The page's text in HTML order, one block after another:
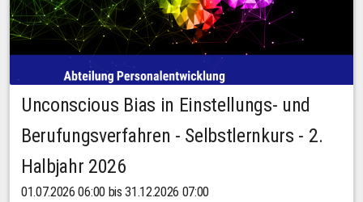
Unconscious Bias in Einstellungs- und
Berufungsverfahren - Selbstlernkurs - 2.
Halbjahr 2026
01.07.2026 06:00 bis 31.12.2026 07:00